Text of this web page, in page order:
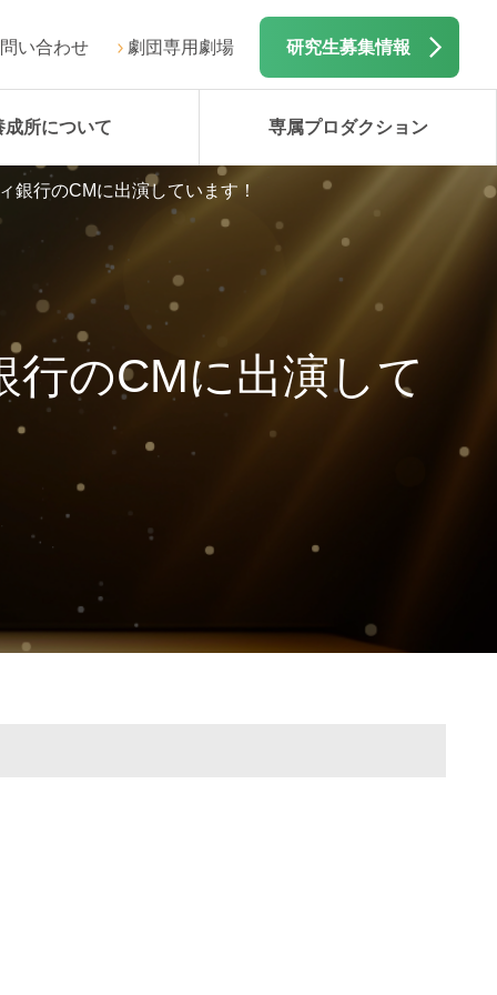
い合わせ 劇団専用劇場 研究生募集情報
成所について 専属プロダクション
行のCMに出演して
銀行のCMに出演しています！